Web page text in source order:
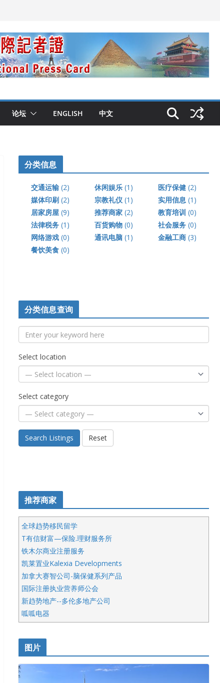
论坛 ENGLISH 中文
分类信息
交通运输 (2) 休闲娱乐 (1) 医疗保健 (2)
媒体印刷 (2) 宗教礼仪 (1) 实用信息 (1)
居家房屋 (9) 推荐商家 (2) 教育培训 (0)
法律税务 (1) 百货购物 (0) 社会服务 (0)
网络游戏 (0) 通讯电脑 (1) 金融工商 (3)
餐饮美食 (0)
分类信息查询
Select location
Select category
Search Listings Reset
推荐商家
全球趋势移民留学
T有信财富—保险.理财服务所
铁木尔商业注册服务
凯莱置业Kalexia Developments
加拿大赛智公司-脑保健系列产品
国际注册执业营养师公会
新趋势地产--多伦多地产公司
呱呱电器
开明车行KS CAR SALES & SERVICE
皇后金融集团
铁木尔商业注册服务
图片